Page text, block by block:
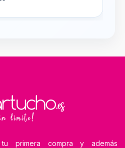
primera compra y además